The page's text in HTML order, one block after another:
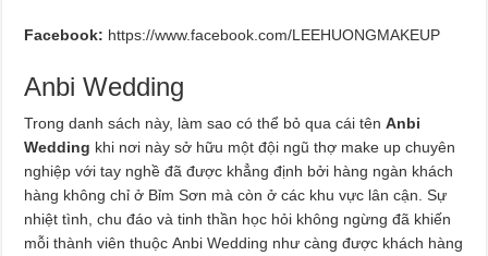
Facebook: https://www.facebook.com/LEEHUONGMAKEUP
Anbi Wedding
Trong danh sách này, làm sao có thể bỏ qua cái tênAnbi
Wedding khi nơi này sở hữu một đội ngũ thợ make up chuyên
nghiệp với tay nghề đã được khẳng định bởi hàng ngàn khách
hàng không chỉ ở Bỉm Sơn mà còn ở các khu vực lân cận. Sự
nhiệt tình, chu đáo và tinh thần học hỏi không ngừng đã khiến
mỗi thành viên thuộc Anbi Wedding như càng được khách hàng